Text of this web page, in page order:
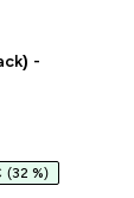
-
(32 %)